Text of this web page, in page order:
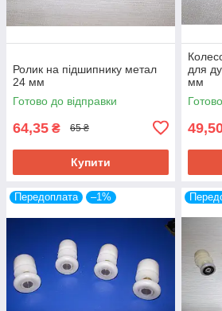
Ролик на підшипнику метал
24 мм
Готово до відправки
64,35 ₴ 65 ₴
Купити
для
мм
Передоплата –1%